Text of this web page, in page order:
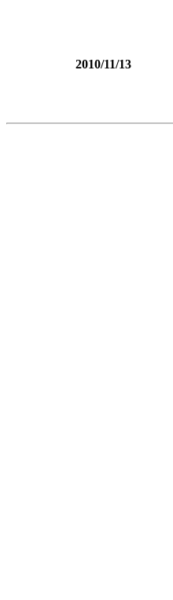
2010/11/13